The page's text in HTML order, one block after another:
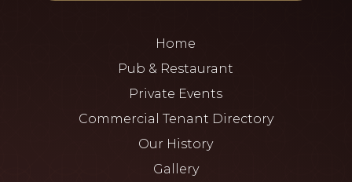
Home
Pub & Restaurant
Private Events
Commercial Tenant Directory
Our History
Gallery